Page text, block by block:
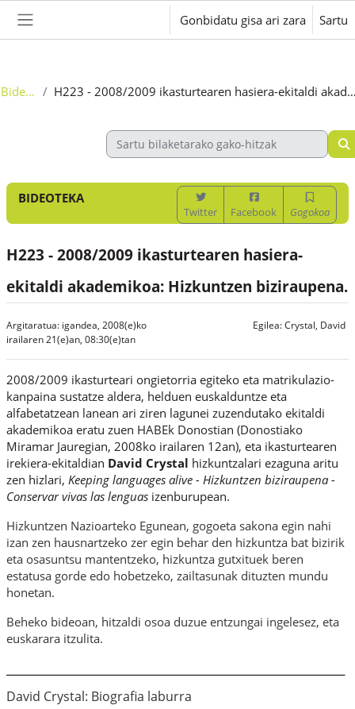
Alboko panela
Gonbidatu gisa ari zara Sartu
Bideoteka H223 - 2008/2009 ikasturtearen hasiera-
BIDEOTEKA
Twitter Facebook Gogokoa
H223 - 2008/2009 ikasturtearen hasiera-
ekitaldi akademikoa: Hizkuntzen biziraupena.
Argitaratua: igandea, 2008(e)ko
irailaren 21(e)an, 08:30(e)tan
Egilea:Crystal, David
2008/2009 ikasturteari ongietorria egiteko eta matrikulazio-
kanpaina sustatze aldera, helduen euskalduntze eta
alfabetatzean lanean ari ziren lagunei zuzendutako ekitaldi
akademikoa eratu zuen HABEk Donostian (Donostiako
Miramar Jauregian, 2008ko irailaren 12an), eta ikasturtearen
irekiera-ekitaldian David Crystal hizkuntzalari ezaguna aritu
zen hizlari, Keeping languages alive - Hizkuntzen biziraupena -
Conservar vivas las lenguas izenburupean.
Hizkuntzen Nazioarteko Egunean, gogoeta sakona egin nahi
izan zen hausnartzeko zer egin behar den hizkuntza bat bizirik
eta osasuntsu mantentzeko, hizkuntza gutxituek beren
estatusa gorde edo hobetzeko, zailtasunak dituzten mundu
honetan.
Beheko bideoan, hitzaldi osoa duzue entzungai ingelesez, eta
euskarara itzulita.
David Crystal: Biografia laburra